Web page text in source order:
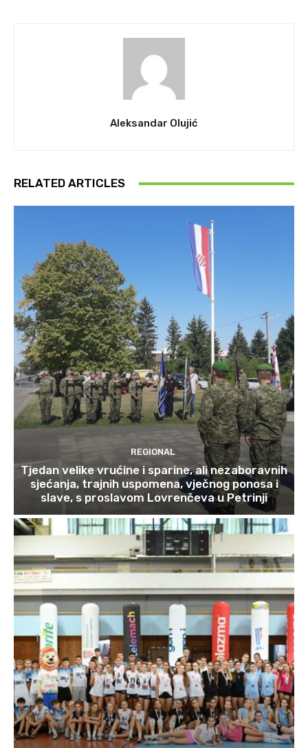
Aleksandar Olujić
RELATED ARTICLES
REGIONAL
Tjedan velike vrućine i sparine, ali nezaboravnih
sjećanja, trajnih uspomena, vječnog ponosa i
slave, s proslavom Lovrenčeva u Petrinji